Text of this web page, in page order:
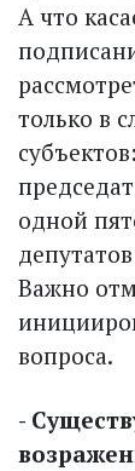
А что
только в
одной
Важно
вопроса.
-